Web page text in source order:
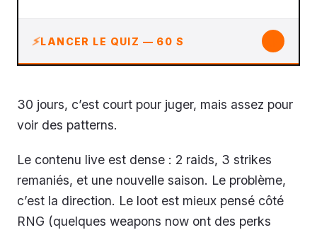
LANCER LE QUIZ — 60 S
30 jours, c’est court pour juger, mais assez pour
voir des patterns.
Le contenu live est dense : 2 raids, 3 strikes
remaniés, et une nouvelle saison. Le problème,
c’est la direction. Le loot est mieux pensé côté
RNG (quelques weapons now ont des perks